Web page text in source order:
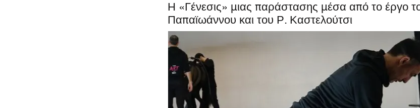
Η «Γένεσις» μιας παράστασης μέσα από το έργο
Παπαϊωάννου και του Ρ. Καστελούτσι